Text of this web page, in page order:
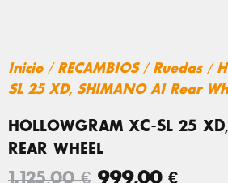
Inicio/ RECAMBIOS/ Ruedas/
SL 25 XD, SHIMANO AI Rear
HOLLOWGRAM XC-SL 25
REAR WHEEL
1.125,00€ EL
999,00 €EL